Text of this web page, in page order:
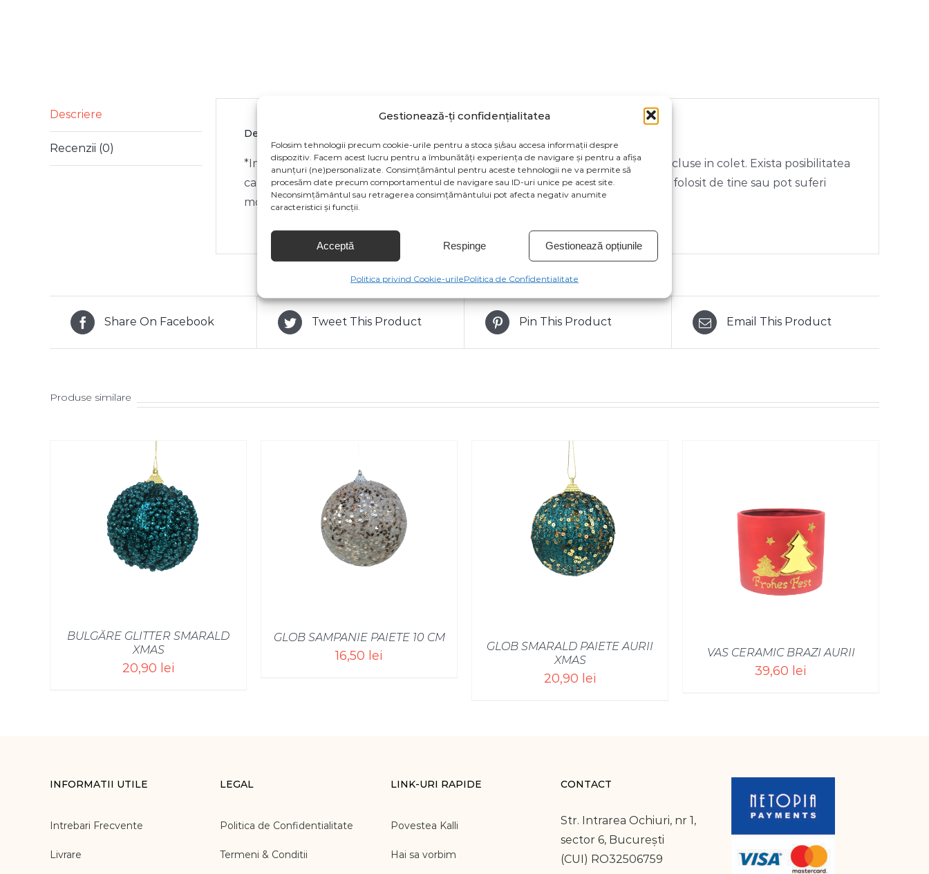
Gestionează-ți confidențialitatea
Folosim tehnologii precum cookie-urile pentru a stoca și/sau accesa informații despre
dispozitiv. Facem acest lucru pentru a îmbunătăți experiența de navigare și pentru a afișa
anunțuri (ne)personalizate. Consimțământul pentru aceste tehnologii ne va permite să
procesăm date precum comportamentul de navigare sau ID-uri unice pe acest site.
Neconsimțământul sau retragerea consimțământului pot afecta negativ anumite
caracteristici și funcții.
Acceptă Respinge Gestionează opțiunile
Politica privind Cookie-urilePolitica de Confidentialitate
CM
Descriere
Recenzii (0)
Descriere
*Imaginile produsului sunt cu titlu de prezentare si pot contine accesorii neincluse in colet. Exista posibilitatea
ca specificatiile de culoare sa fie afisate eronat in functie de dispozitivul vizual folosit de tine sau pot suferi
modificari de la producatorul produsului
Share On Facebook Tweet This Product Pin This Product Email This Product
Produse similare
BULGĂRE GLITTER SMARALD
XMAS
20,90 lei
SELECT OPTIONS
GLOB SAMPANIE PAIETE 10 CM
16,50 lei
GLOB SMARALD PAIETE AURII
XMAS
20,90 lei
SELECT OPTIONS
VAS CERAMIC BRAZI AURII
39,60 lei
INFORMATII UTILE
Intrebari Frecvente
Livrare
LEGAL
Politica de Confidentialitate
Termeni & Conditii
LINK-URI RAPIDE
Povestea Kalli
Hai sa vorbim
CONTACT
Str. Intrarea Ochiuri, nr 1,
sector 6, București
(CUI) RO32506759